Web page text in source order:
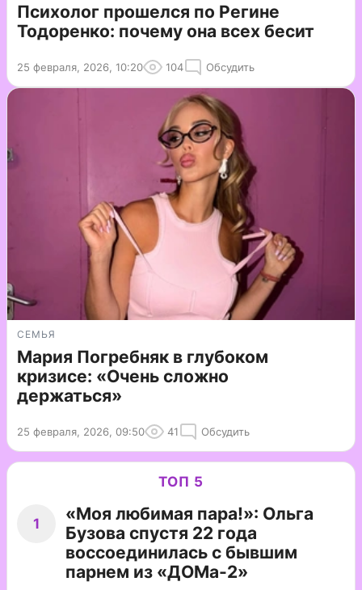
Психолог прошелся по Регине
Тодоренко: почему она всех бесит
25 февраля, 2026, 10:20 104 Обсудить
СЕМЬЯ
Мария Погребняк в глубоком
кризисе: «Очень сложно
держаться»
25 февраля, 2026, 09:50 41 Обсудить
ТОП 5
1
«Моя любимая пара!»: Ольга
Бузова спустя 22 года
воссоединилась с бывшим
парнем из «ДОМа-2»